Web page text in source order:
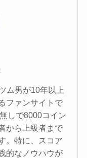
ム男が10年以上
ファンサイトで
しで8000コイン
から上級者まで
。特に、スコア
的なノウハウが